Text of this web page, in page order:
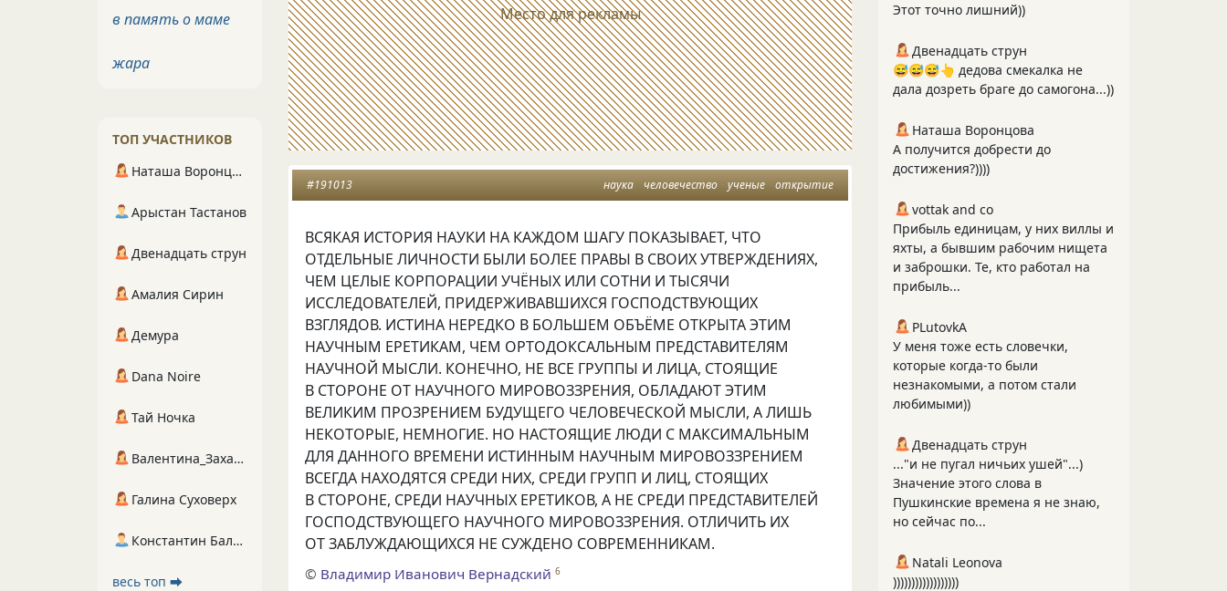
Место для рекламы
наука человечество ученые открытие
#191013
ВСЯКАЯ ИСТОРИЯ НАУКИ НА КАЖДОМ ШАГУ ПОКАЗЫВАЕТ, ЧТО
ОТДЕЛЬНЫЕ ЛИЧНОСТИ БЫЛИ БОЛЕЕ ПРАВЫ В СВОИХ УТВЕРЖДЕНИЯХ,
ЧЕМ ЦЕЛЫЕ КОРПОРАЦИИ УЧЁНЫХ ИЛИ СОТНИ И ТЫСЯЧИ
ИССЛЕДОВАТЕЛЕЙ, ПРИДЕРЖИВАВШИХСЯ ГОСПОДСТВУЮЩИХ
ВЗГЛЯДОВ. ИСТИНА НЕРЕДКО В БОЛЬШЕМ ОБЪЁМЕ ОТКРЫТА ЭТИМ
НАУЧНЫМ ЕРЕТИКАМ, ЧЕМ ОРТОДОКСАЛЬНЫМ ПРЕДСТАВИТЕЛЯМ
НАУЧНОЙ МЫСЛИ. КОНЕЧНО, НЕ ВСЕ ГРУППЫ И ЛИЦА, СТОЯЩИЕ
В СТОРОНЕ ОТ НАУЧНОГО МИРОВОЗЗРЕНИЯ, ОБЛАДАЮТ ЭТИМ
ВЕЛИКИМ ПРОЗРЕНИЕМ БУДУЩЕГО ЧЕЛОВЕЧЕСКОЙ МЫСЛИ, А ЛИШЬ
НЕКОТОРЫЕ, НЕМНОГИЕ. НО НАСТОЯЩИЕ ЛЮДИ С МАКСИМАЛЬНЫМ
ДЛЯ ДАННОГО ВРЕМЕНИ ИСТИННЫМ НАУЧНЫМ МИРОВОЗЗРЕНИЕМ
ВСЕГДА НАХОДЯТСЯ СРЕДИ НИХ, СРЕДИ ГРУПП И ЛИЦ, СТОЯЩИХ
В СТОРОНЕ, СРЕДИ НАУЧНЫХ ЕРЕТИКОВ, А НЕ СРЕДИ ПРЕДСТАВИТЕЛЕЙ
ГОСПОДСТВУЮЩЕГО НАУЧНОГО МИРОВОЗЗРЕНИЯ. ОТЛИЧИТЬ ИХ
ОТ ЗАБЛУЖДАЮЩИХСЯ НЕ СУЖДЕНО СОВРЕМЕННИКАМ.
© Владимир Иванович Вернадский 6
Этот точно лишний))
Двенадцать струн
😅😅😅👆 дедова смекалка не
дала дозреть браге до самогона...))
Наташа Воронцова
А получится добрести до
достижения?))))
vottak and co
Прибыль единицам, у них виллы и
яхты, а бывшим рабочим нищета
и заброшки. Те, кто работал на
прибыль...
PLutоvkА
У меня тоже есть словечки,
которые когда-то были
незнакомыми, а потом стали
любимыми))
Двенадцать струн
..."и не пугал ничьих ушей"...)
Значение этого слова в
Пушкинские времена я не знаю,
но сейчас по...
Natali Leonova
))))))))))))))))))
в память о маме
жара
ТОП УЧАСТНИКОВ
Наташа Воронцова
Арыстан Тастанов
Двенадцать струн
Амалия Сирин
Демура
Dana Noire
Тай Ночка
Валентина_Захарова
Галина Суховерх
Константин Балухта
весь топ ⮕